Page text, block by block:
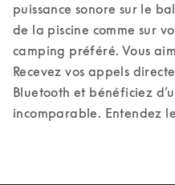
puissance sonore sur le
de la piscine comme sur
camping préféré. Vous
Recevez vos appels
Bluetooth et bénéficiez
incomparable. Entendez